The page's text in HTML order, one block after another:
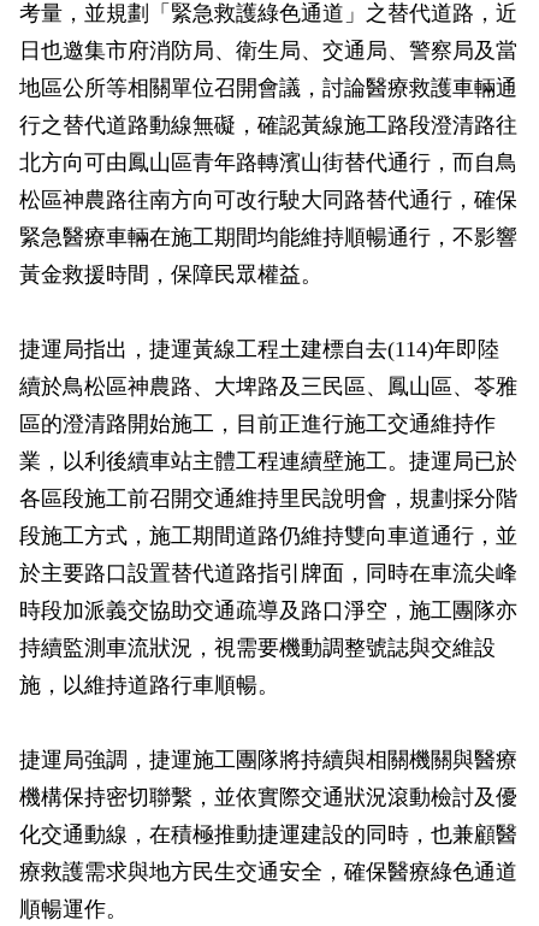
輕軌與公車捷運
無架空線
考量，並規劃「緊急救護綠色通道」之替代道路，近
日也邀集市府消防局、衛生局、交通局、警察局及當
地區公所等相關單位召開會議，討論醫療救護車輛通
行之替代道路動線無礙，確認黃線施工路段澄清路往
北方向可由鳳山區青年路轉濱山街替代通行，而自鳥
松區神農路往南方向可改行駛大同路替代通行，確保
緊急醫療車輛在施工期間均能維持順暢通行，不影響
黃金救援時間，保障民眾權益。
捷運局指出，捷運黃線工程土建標自去(114)年即陸
續於鳥松區神農路、大埤路及三民區、鳳山區、苓雅
區的澄清路開始施工，目前正進行施工交通維持作
業，以利後續車站主體工程連續壁施工。捷運局已於
各區段施工前召開交通維持里民說明會，規劃採分階
段施工方式，施工期間道路仍維持雙向車道通行，並
於主要路口設置替代道路指引牌面，同時在車流尖峰
時段加派義交協助交通疏導及路口淨空，施工團隊亦
持續監測車流狀況，視需要機動調整號誌與交維設
施，以維持道路行車順暢。
捷運局強調，捷運施工團隊將持續與相關機關與醫療
機構保持密切聯繫，並依實際交通狀況滾動檢討及優
化交通動線，在積極推動捷運建設的同時，也兼顧醫
療救護需求與地方民生交通安全，確保醫療綠色通道
順暢運作。